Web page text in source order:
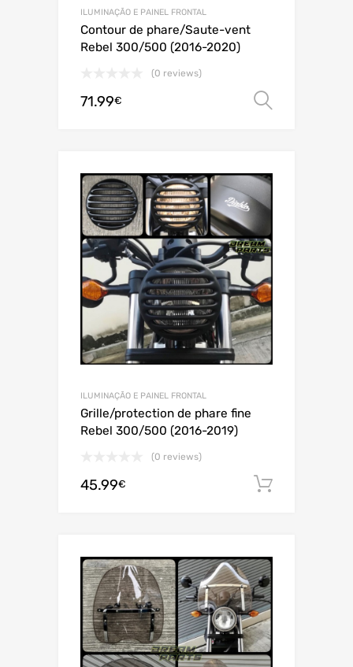
ILUMINAÇÃO E PAINEL FRONTAL
Contour de phare/Saute-vent
Rebel 300/500 (2016-2020)
(0 reviews)
71.99€
ILUMINAÇÃO E PAINEL FRONTAL
Grille/protection de phare fine
Rebel 300/500 (2016-2019)
(0 reviews)
45.99€